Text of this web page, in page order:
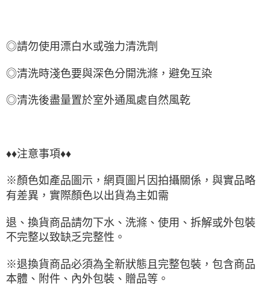
◎請勿使用漂白水或強力清洗劑
◎清洗時淺色要與深色分開洗滌，避免互染
◎清洗後盡量置於室外通風處自然風乾
♦♦注意事項♦♦
※顏色如產品圖示，網頁圖片因拍攝關係，與實品略
有差異，實際顏色以出貨為主如需
退、換貨商品請勿下水、洗滌、使用、拆解或外包裝
不完整以致缺乏完整性。
※退換貨商品必須為全新狀態且完整包裝，包含商品
本體、附件、內外包裝、贈品等。